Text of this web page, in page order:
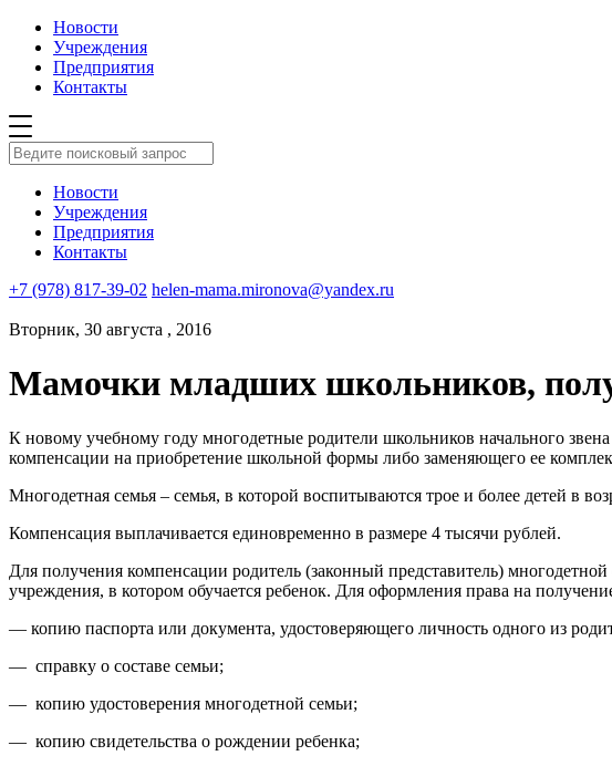
Новости
Учреждения
Предприятия
Контакты
Новости
Учреждения
Предприятия
Контакты
+7 (978) 817-39-02 helen-mama.mironova@yandex.ru
Вторник, 30 августа , 2016
Мамочки младших школьников,
К новому учебному году многодетные родители школьников начального
компенсации на приобретение школьной формы либо заменяющего ее
Многодетная семья – семья, в которой воспитываются трое и более детей в
Компенсация выплачивается единовременно в размере 4 тысячи рублей.
Для получения компенсации родитель (законный представитель)
учреждения, в котором обучается ребенок. Для оформления права на
— копию паспорта или документа, удостоверяющего личность одного из
— справку о составе семьи;
— копию удостоверения многодетной семьи;
— копию свидетельства о рождении ребенка;